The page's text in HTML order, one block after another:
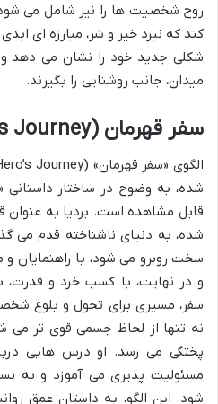
روح شخصیت ها را نیز شامل می
کند که نبرد خیر و شر، مبارزه ای
شکلی جدید خود را نشان می دهد و
میدان، جانب روشنایی را بگیرند.
سفر قهرمان (Hero’s Journey): تحول و بلوغ
شده، به وضوح در ساختار
قابل مشاهده است. بردیا به عنوان
شده، به دنیای ناشناخته قدم می
سخت روبرو می شود، با راهنمایان
و در نهایت، با کسب خرد و قدرت،
سفر، مسیری برای تحول و بلوغ
نه تنها از لحاظ جسمی قوی تر می
پختگی می رسد. او درس هایی
مسئولیت پذیری می آموزد و به
شود. این الگو، به داستان عمق